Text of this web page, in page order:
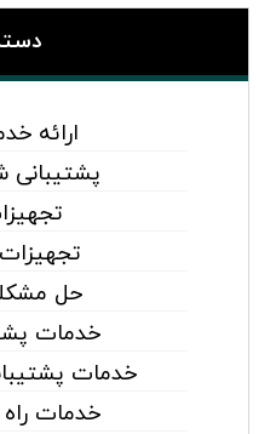
ارائه
پشتیبانی
حل
خدمات
خدمات
خدمات